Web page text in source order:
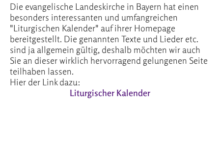
Die evangelische Landeskirche in Bayern hat einen
besonders interessanten und umfangreichen
"Liturgischen Kalender" auf ihrer Homepage
bereitgestellt. Die genannten Texte und Lieder etc.
sind ja allgemein gültig, deshalb möchten wir auch
Sie an dieser wirklich hervorragend gelungenen Seite
teilhaben lassen.
Hier der Link dazu:
Liturgischer Kalender